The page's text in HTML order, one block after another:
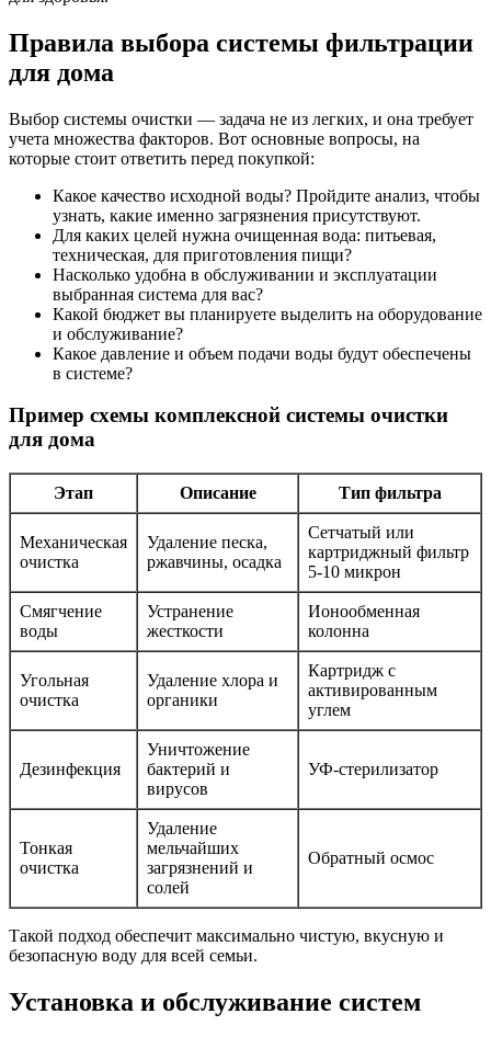
Правила выбора системы фильтрации
для дома
Выбор системы очистки — задача не из легких, и она требует
учета множества факторов. Вот основные вопросы, на
которые стоит ответить перед покупкой:
Какое качество исходной воды? Пройдите анализ, чтобы
узнать, какие именно загрязнения присутствуют.
Для каких целей нужна очищенная вода: питьевая,
техническая, для приготовления пищи?
Насколько удобна в обслуживании и эксплуатации
выбранная система для вас?
Какой бюджет вы планируете выделить на оборудование
и обслуживание?
Какое давление и объем подачи воды будут обеспечены
в системе?
Пример схемы комплексной системы очистки
для дома
Этап Описание Тип фильтра
Механическая
очистка
Удаление песка,
ржавчины, осадка
Сетчатый или
картриджный фильтр
5-10 микрон
Смягчение
воды
Устранение
жесткости
Ионообменная
колонна
Угольная
очистка
Удаление хлора и
органики
Картридж с
активированным
углем
Дезинфекция
Уничтожение
бактерий и
вирусов
УФ-стерилизатор
Тонкая
очистка
Удаление
мельчайших
загрязнений и
солей
Обратный осмос
Такой подход обеспечит максимально чистую, вкусную и
безопасную воду для всей семьи.
Установка и обслуживание систем